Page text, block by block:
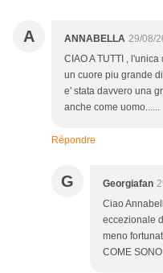
A ANNABELLA 29/08/
CIAO A TUTTI ,
un cuore piu grande
e' stata davvero una
anche come uomo......
Répondre
G Georgiafan
Ciao
eccezionale
meno
COME SONO